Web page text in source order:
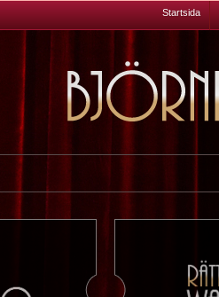
Startsida